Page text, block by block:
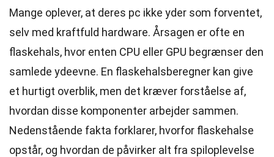
Mange oplever, at deres pc ikke yder som forventet,
selv med kraftfuld hardware. Årsagen er ofte en
flaskehals, hvor enten CPU eller GPU begrænser den
samlede ydeevne. En flaskehalsberegner kan give
et hurtigt overblik, men det kræver forståelse af,
hvordan disse komponenter arbejder sammen.
Nedenstående fakta forklarer, hvorfor flaskehalse
opstår, og hvordan de påvirker alt fra spiloplevelse